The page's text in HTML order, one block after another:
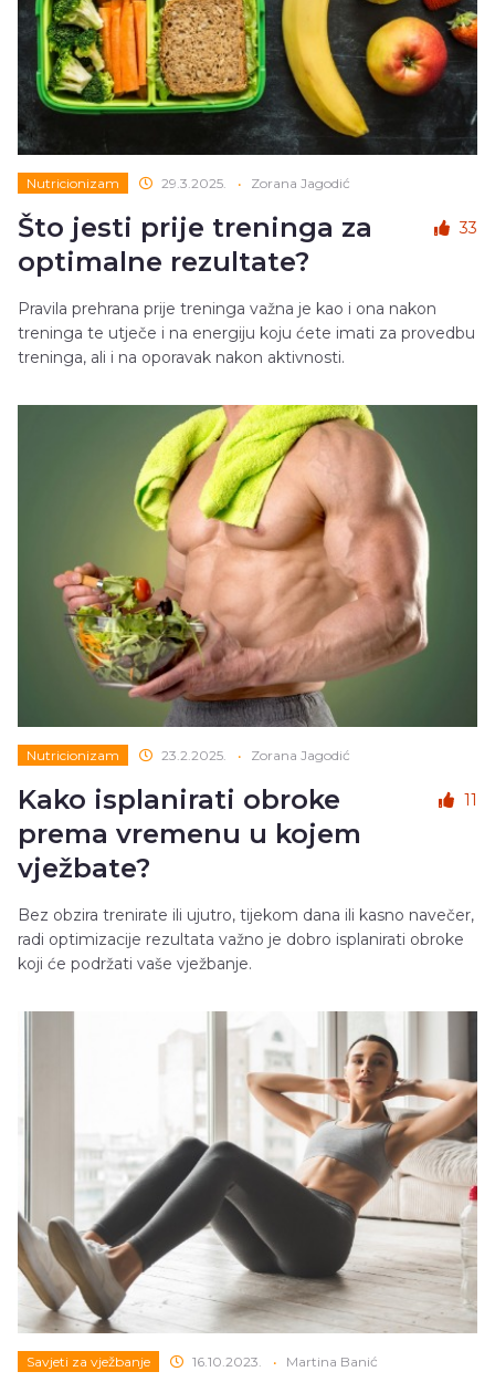
Nutricionizam 29.3.2025. • Zorana Jagodić
Što jesti prije treninga za
optimalne rezultate?
33
Pravila prehrana prije treninga važna je kao i ona nakon
treninga te utječe i na energiju koju ćete imati za provedbu
treninga, ali i na oporavak nakon aktivnosti.
Nutricionizam 23.2.2025. • Zorana Jagodić
Kako isplanirati obroke
prema vremenu u kojem
vježbate?
11
Bez obzira trenirate ili ujutro, tijekom dana ili kasno navečer,
radi optimizacije rezultata važno je dobro isplanirati obroke
koji će podržati vaše vježbanje.
Savjeti za vježbanje 16.10.2023. • Martina Banić